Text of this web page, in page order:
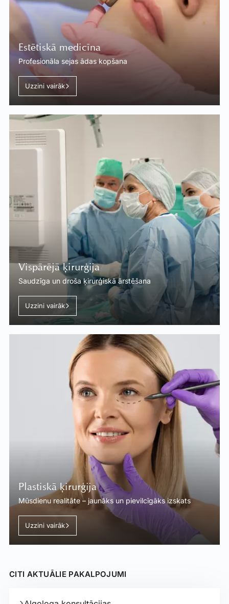
Estētiskā medicīna
Profesionāla sejas ādas kopšana
Uzzini vairāk
Vispārējā ķirurģija
Saudzīga un droša ķirurģiskā ārstēšana
Uzzini vairāk
Plastiskā ķirurģija
Mūsdienu realitāte – jaunāks un pievilcīgāks izskats
Uzzini vairāk
CITI AKTUĀLIE PAKALPOJUMI